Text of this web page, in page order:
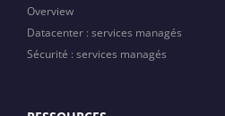
Overview
Datacenter : services managés
Sécurité : services managés